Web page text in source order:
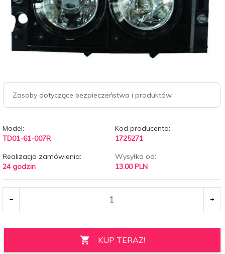
Zasoby dotyczące bezpieczeństwa i produktów
Model:
TD01-61-007R
Kod producenta:
1725271
Realizacja zamówienia:
24 godzin
Wysyłka od:
13.00 PLN
KUP TERAZ!